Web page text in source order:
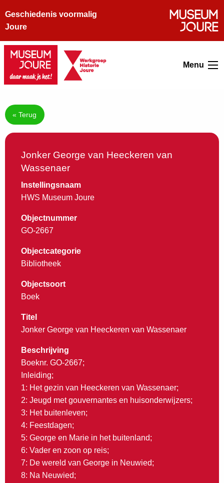
Geschiedenis voormalig
Joure
Menu
« Terug
Jonker George van Heeckeren van
Wassenaer
Instellingsnaam
HWS Museum Joure
Objectnummer
GO-2667
Objectcategorie
Bibliotheek
Objectsoort
Boek
Titel
Jonker George van Heeckeren van Wassenaer
Beschrijving
Boeknr. GO-2667;
Inleiding;
1: Het gezin van Heeckeren van Wassenaer;
2: Jeugd met gouvernantes en huisonderwijzers;
3: Het buitenleven;
4: Feestdagen;
5: George en Marie in het buitenland;
6: Vader en zoon op reis;
7: De wereld van George in Neuwied;
8: Na Neuwied;